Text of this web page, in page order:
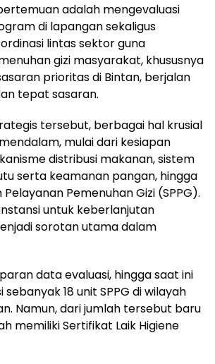
adalah mengevaluasi
di lapangan sekaligus
lintas sektor guna
gizi masyarakat, khususnya
prioritas di Bintan, berjalan
tepat sasaran.
tersebut, berbagai hal krusial
mulai dari kesiapan
distribusi makanan, sistem
serta keamanan pangan, hingga
Pemenuhan Gizi (SPPG).
untuk keberlanjutan
sorotan utama dalam
data evaluasi, hingga saat ini
18 unit SPPG di wilayah
Namun, dari jumlah tersebut baru
memiliki Sertifikat Laik Higiene